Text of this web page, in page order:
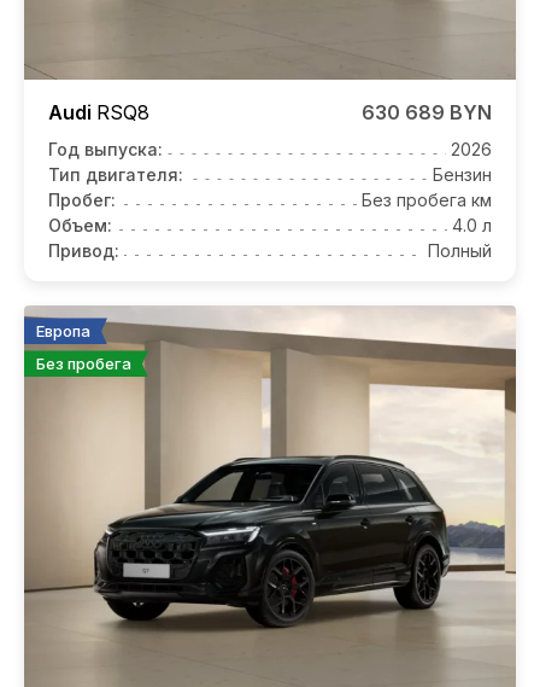
Audi RSQ8 630 689 BYN
Год выпуска:
2026
Тип двигателя:
Бензин
Пробег:
Без пробега км
Объем:
4.0 л
Привод:
Полный
Европа
Без пробега